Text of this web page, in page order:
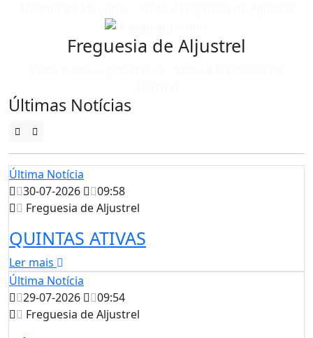
Freguesia de Aljustrel
Últimas Notícias
Última Notícia
30-07-2026
09:58
Freguesia de Aljustrel
QUINTAS ATIVAS
Ler mais
Última Notícia
29-07-2026
09:54
Freguesia de Aljustrel